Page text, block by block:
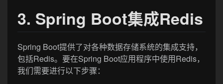
3. Spring Boot集成Redis
Spring Boot提供了对各种数据存储系统的集成支持，
包括Redis。要在Spring Boot应用程序中使用Redis，
我们需要进行以下步骤：